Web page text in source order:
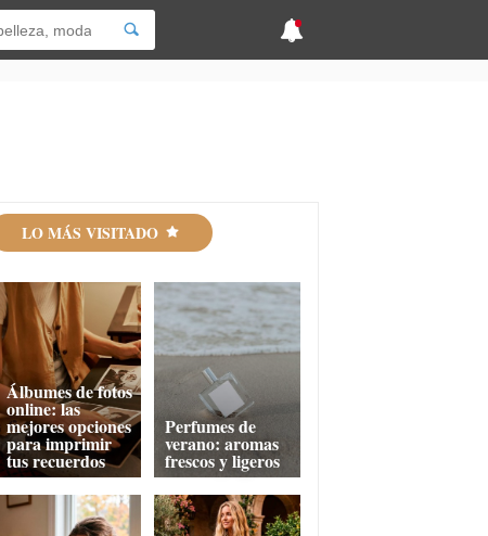
LO MÁS VISITADO
Álbumes de fotos
online: las
mejores opciones
para imprimir
tus recuerdos
Perfumes de
verano: aromas
frescos y ligeros